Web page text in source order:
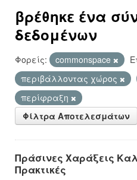
βρέθηκε ένα
δεδομένων
Φορείς: commonspace
περιβάλλοντας χώρος
περίφραξη
Φίλτρα Αποτελεσμάτων
Πράσινες Χαράξεις
Πρακτικές